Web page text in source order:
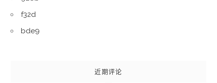
f32d
bde9
近期评论